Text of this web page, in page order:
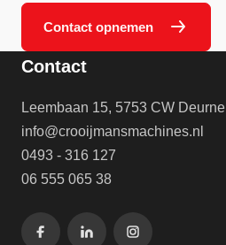
Contact opnemen
Contact
Leembaan 15, 5753 CW Deurne
info@crooijmansmachines.nl
0493 - 316 127
06 555 065 38